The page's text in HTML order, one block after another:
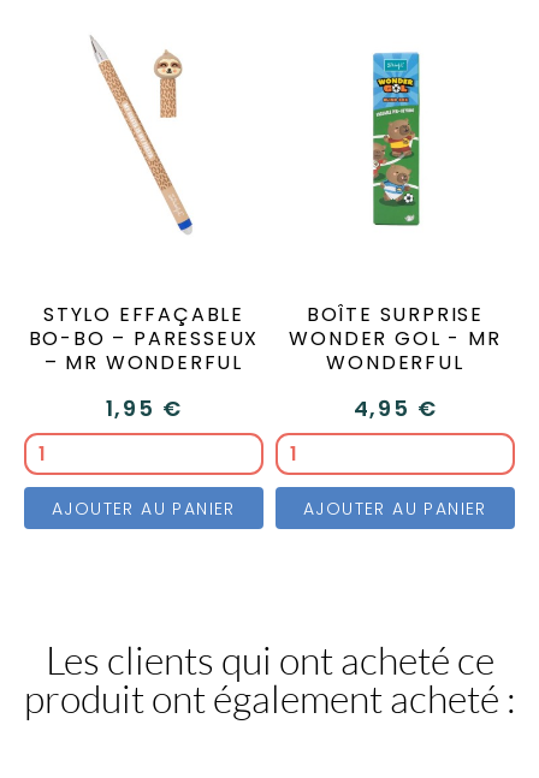
STYLO EFFAÇABLE
BO-BO – PARESSEUX
– MR WONDERFUL
1,95 €
AJOUTER AU PANIER
BOÎTE SURPRISE
WONDER GOL - MR
WONDERFUL
4,95 €
AJOUTER AU PANIER
Les clients qui ont acheté ce
produit ont également acheté :